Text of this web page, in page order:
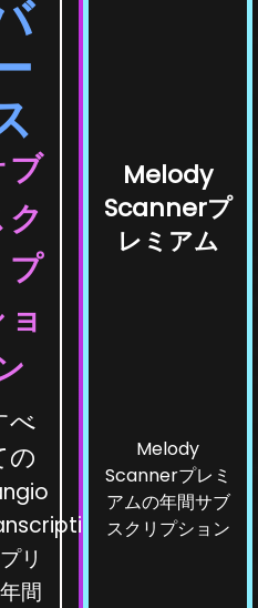
ブ
プ
べ
の
リ
間
Melody
Scannerプ
レミアム
Melody
Scannerプレミ
アムの年間サブ
スクリプション